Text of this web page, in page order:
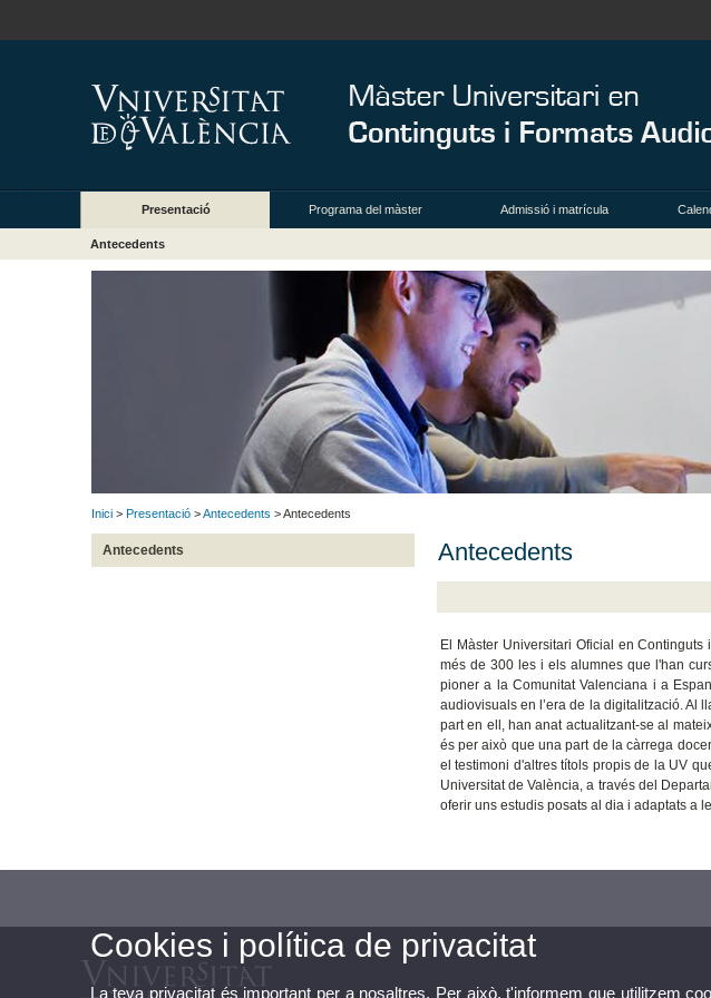
Presentació Programa del màster Admissió i matrícula
Antecedents
Inici > Presentació >Antecedents > Antecedents
Antecedents Antecedents
El Màster Universitari Oficial en
més de 300 les i els alumnes que l'han
pioner a la Comunitat Valenciana i a
audiovisuals en l’era de la digitalització. Al
part en ell, han anat actualitzant-se al
és per això que una part de la càrrega
el testimoni d'altres títols propis de la UV
Universitat de València, a través del
oferir uns estudis posats al dia i adaptats a
Cookies i política de privacitat
La teva privacitat és important per a nosaltres. Per això, t'informem que utilitzem